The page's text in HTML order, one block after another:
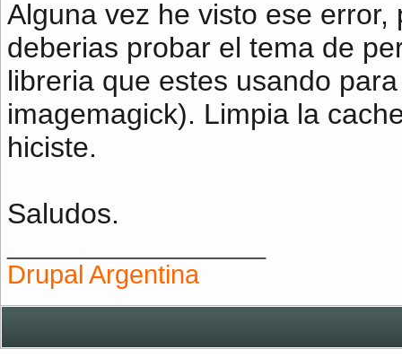
Alguna vez he visto ese
deberias probar el tema de
libreria que estes usando
imagemagick). Limpia la
hiciste.
Saludos.
Drupal Argentina